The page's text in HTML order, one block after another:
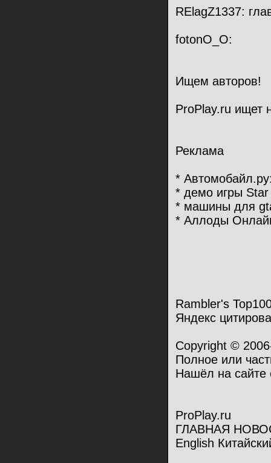
RElagZ1337:
fotonO_O:
Ищем авторов!
ProPlay.ru ищет
Реклама
*
* демо игры
* машины для
* Аллоды
Rambler's
Яндекс
Copyright ©
Полное или
Нашёл на сайте
ProPlay.ru
ГЛАВНАЯ
English